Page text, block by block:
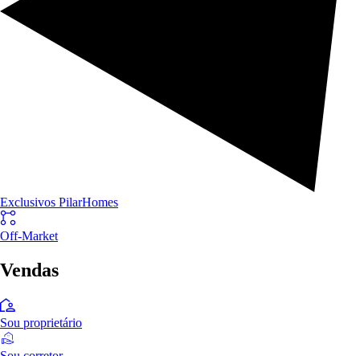
Exclusivos PilarHomes
Off-Market
Vendas
Sou proprietário